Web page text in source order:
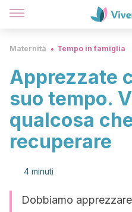
Maternità Tempo in famiglia
Apprezzate
suo tempo.
qualcosa
recuperare
4 minuti
Dobbiamo